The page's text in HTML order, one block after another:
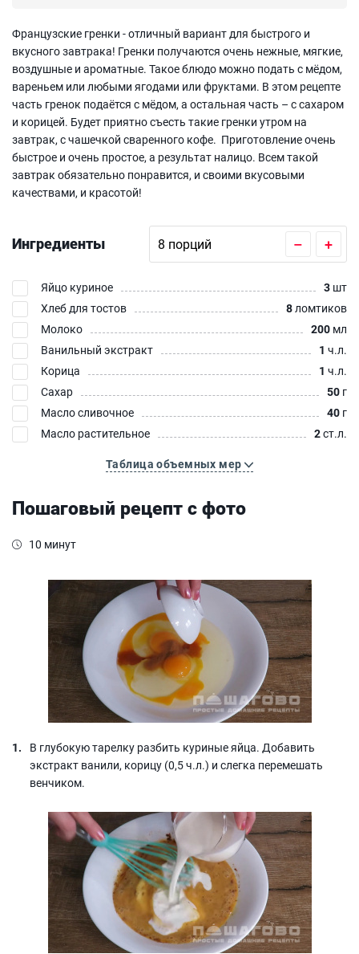
Французские гренки - отличный вариант для быстрого и
вкусного завтрака! Гренки получаются очень нежные, мягкие,
воздушные и ароматные. Такое блюдо можно подать с мёдом,
вареньем или любыми ягодами или фруктами. В этом рецепте
часть гренок подаётся с мёдом, а остальная часть – с сахаром
и корицей. Будет приятно съесть такие гренки утром на
завтрак, с чашечкой сваренного кофе. Приготовление очень
быстрое и очень простое, а результат налицо. Всем такой
завтрак обязательно понравится, и своими вкусовыми
качествами, и красотой!
Ингредиенты – +
Яйцо куриное 3 шт
Хлеб для тостов
8ломтиков
Молоко
200 мл
Ванильный экстракт
1 ч.л.
Корица
1 ч.л.
Сахар
50 г
Масло сливочное
40 г
Масло растительное
2ст.л.
Таблица объемных мер
Пошаговый рецепт с фото
10 минут
В глубокую тарелку разбить куриные яйца. Добавить
экстракт ванили, корицу (0,5 ч.л.) и слегка перемешать
венчиком.